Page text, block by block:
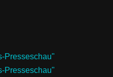
Presseschau"
Presseschau"